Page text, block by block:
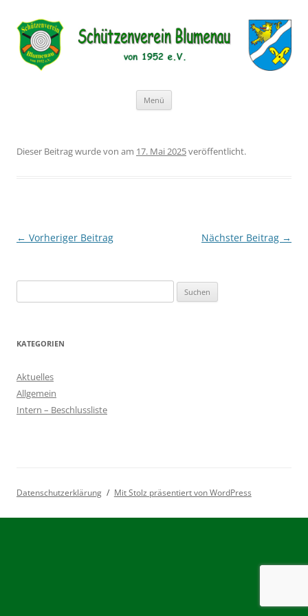
Schützenverein Blumenau von
1952 e.V.
Menü
Dieser Beitrag wurdevon am 17. Mai 2025veröffentlicht.
Beitragsnavigation
← Vorheriger Beitrag Nächster Beitrag →
nach:
KATEGORIEN
Aktuelles
Allgemein
Intern – Beschlussliste
Datenschutzerklärung Mit Stolz präsentiert von WordPress